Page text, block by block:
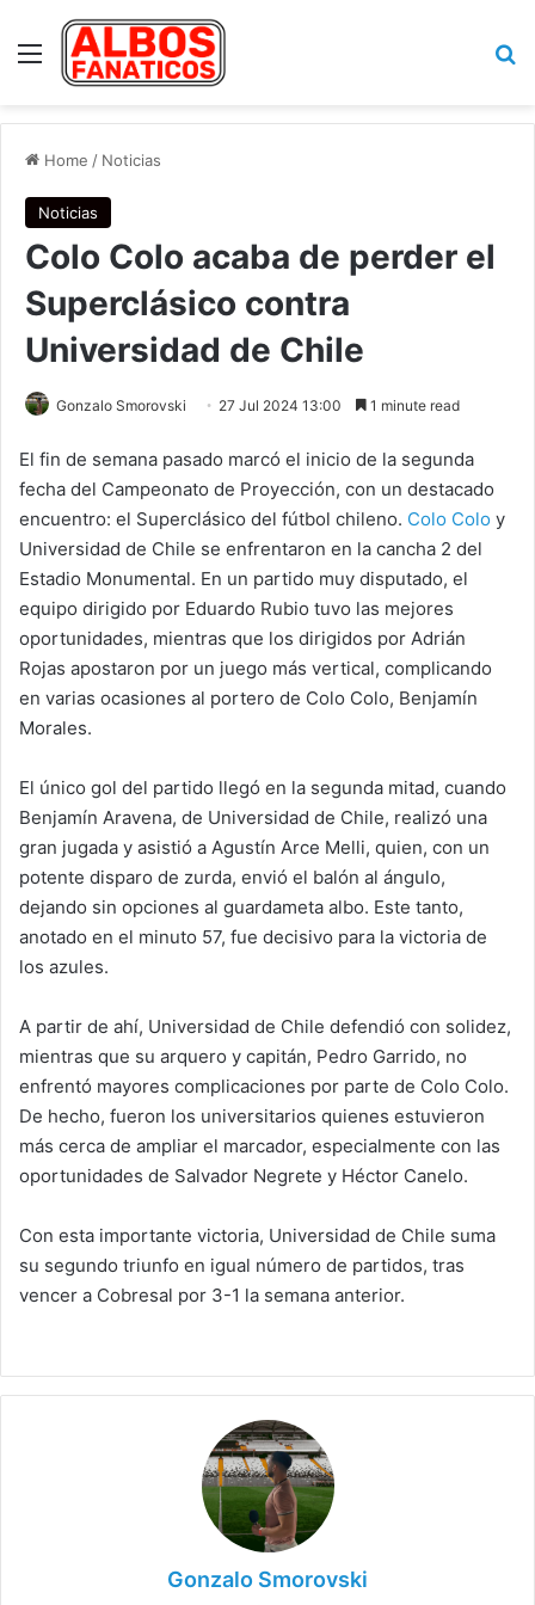
Menu
Home / Noticias
Noticias
Colo Colo acaba de perder el
Superclásico contra
Universidad de Chile
Gonzalo Smorovski 27 Jul 2024 13:00 1 minute read
El fin de semana pasado marcó el inicio de la segunda
fecha del Campeonato de Proyección, con un destacado
encuentro: el Superclásico del fútbol chileno. Colo Colo y
Universidad de Chile se enfrentaron en la cancha 2 del
Estadio Monumental. En un partido muy disputado, el
equipo dirigido por Eduardo Rubio tuvo las mejores
oportunidades, mientras que los dirigidos por Adrián
Rojas apostaron por un juego más vertical, complicando
en varias ocasiones al portero de Colo Colo, Benjamín
Morales.
El único gol del partido llegó en la segunda mitad, cuando
Benjamín Aravena, de Universidad de Chile, realizó una
gran jugada y asistió a Agustín Arce Melli, quien, con un
potente disparo de zurda, envió el balón al ángulo,
dejando sin opciones al guardameta albo. Este tanto,
anotado en el minuto 57, fue decisivo para la victoria de
los azules.
A partir de ahí, Universidad de Chile defendió con solidez,
mientras que su arquero y capitán, Pedro Garrido, no
enfrentó mayores complicaciones por parte de Colo Colo.
De hecho, fueron los universitarios quienes estuvieron
más cerca de ampliar el marcador, especialmente con las
oportunidades de Salvador Negrete y Héctor Canelo.
Con esta importante victoria, Universidad de Chile suma
su segundo triunfo en igual número de partidos, tras
vencer a Cobresal por 3-1 la semana anterior.
Gonzalo Smorovski